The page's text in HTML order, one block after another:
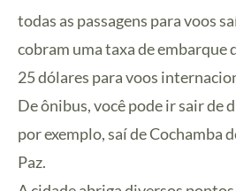
todas as passagens para voos
cobram uma taxa de embarque
25 dólares para voos
De ônibus, você pode ir sair de
por exemplo, saí de Cochamba
Paz.